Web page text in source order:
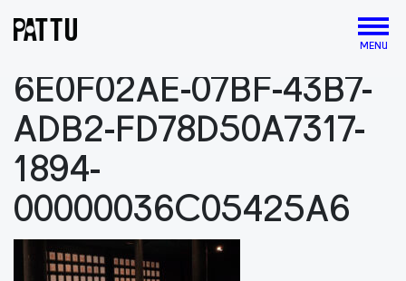
MENU
6E0F02AE-07BF-43B7-
ADB2-FD78D50A7317-
1894-
00000036C05425A6